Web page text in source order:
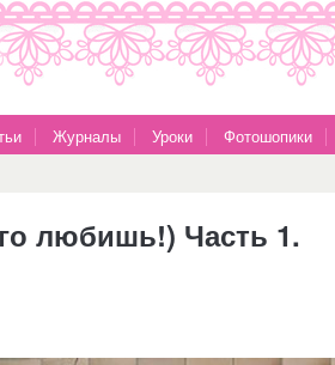
Журналы Уроки Фотошопики
любишь!) Часть 1.